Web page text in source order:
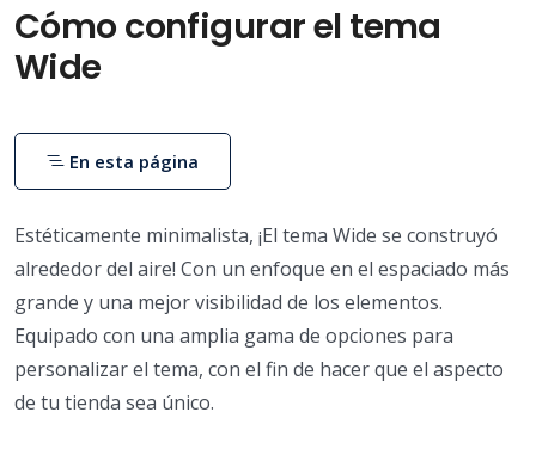
Cómo configurar el tema
Wide
Estéticamente minimalista, ¡El tema Wide se construyó
alrededor del aire! Con un enfoque en el espaciado más
grande y una mejor visibilidad de los elementos.
Equipado con una amplia gama de opciones para
personalizar el tema, con el fin de hacer que el aspecto
de tu tienda sea único.
En esta página